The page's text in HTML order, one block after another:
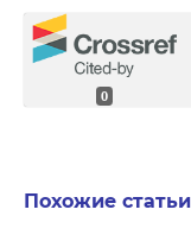
0
Похожие статьи